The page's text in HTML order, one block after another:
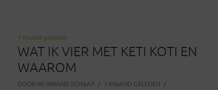
1 maand geleden
WAT IK VIER MET KETI KOTI EN
WAAROM
DOOR WIJBRAND SCHAAP
1 MAAND GELEDEN